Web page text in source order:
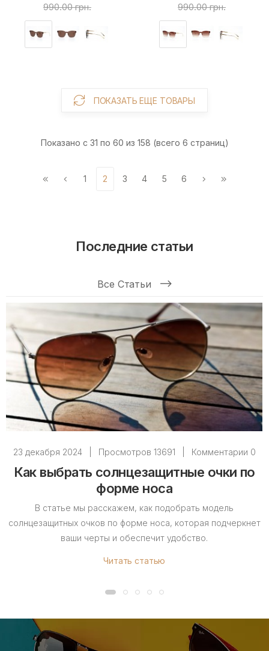
990.00 грн. 990.00 грн.
ПОКАЗАТЬ ЕЩЕ ТОВАРЫ
Показано с 31 по 60 из 158 (всего 6 страниц)
1 2 3 4 5 6
Последние статьи
Все Статьи
23 декабря 2024 Просмотров 13691 Комментарии 0
Как выбрать солнцезащитные очки по
форме носа
В статье мы расскажем, как подобрать модель
солнцезащитных очков по форме носа, которая подчеркнет
ваши черты и обеспечит удобство.
Читать статью